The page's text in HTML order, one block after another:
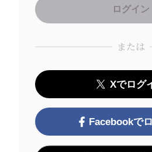
または
Xでログ
Facebookで